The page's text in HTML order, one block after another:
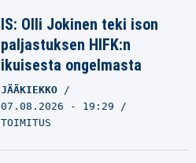
IS: Olli Jokinen teki ison
paljastuksen HIFK:n
ikuisesta ongelmasta
JÄÄKIEKKO
07.08.2026 - 19:29
TOIMITUS